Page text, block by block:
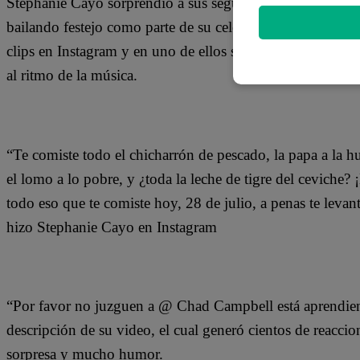
bailando festejo como parte de su celebración por
clips en Instagram y en uno de ellos se le puede ver
al ritmo de la música.
“Te comiste todo el chicharrón de pescado, la papa a la
el lomo a lo pobre, y ¿toda la leche de tigre del ceviche?
todo eso que te comiste hoy, 28 de julio, a penas te
hizo Stephanie Cayo en Instagram
“Por favor no juzguen a @ Chad Campbell está
descripción de su video, el cual generó cientos de
sorpresa y mucho humor.